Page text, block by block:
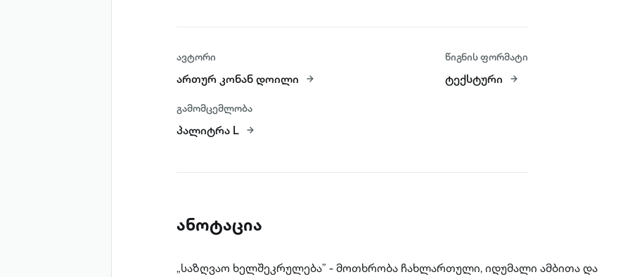
ავტორი
ართურ კონან დოილი
გამომცემლობა
პალიტრა L
წიგნის ფორმატი
ტექსტური
ანოტაცია
„საზღვაო ხელშეკრულება” - მოთხრობა ჩახლართული, იდუმალი ამბითა და